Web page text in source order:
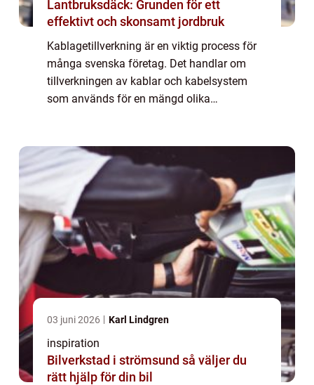
Lantbruksdäck: Grunden för ett
effektivt och skonsamt jordbruk
Kablagetillverkning är en viktig process för
många svenska företag. Det handlar om
tillverkningen av kablar och kabelsystem
som används för en mängd olika
03 juni 2026 Karl Lindgren
inspiration
Bilverkstad i strömsund så väljer du
rätt hjälp för din bil